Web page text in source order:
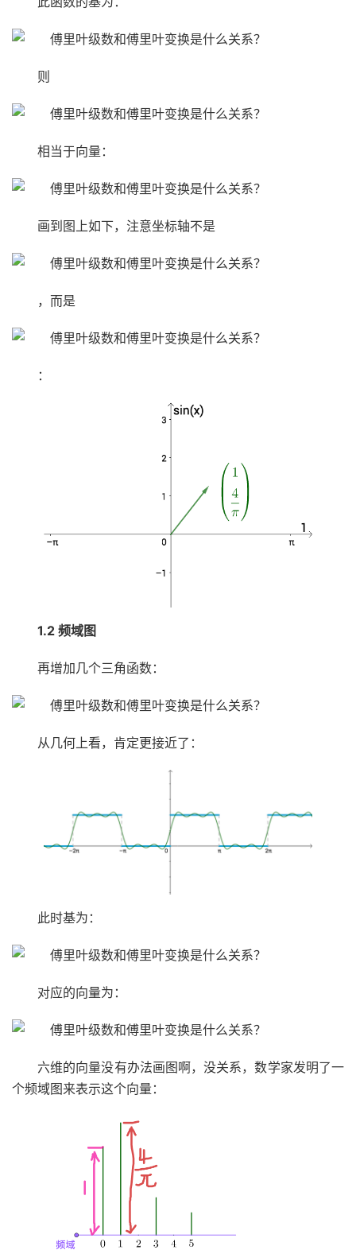
则
相当于向量：
画到图上如下，注意坐标轴不是
，而是
：
1.2 频域图
再增加几个三角函数：
从几何上看，肯定更接近了：
此时基为：
对应的向量为：
六维的向量没有办法画图啊，没关系，数学家发明了一
个频域图来表示这个向量：